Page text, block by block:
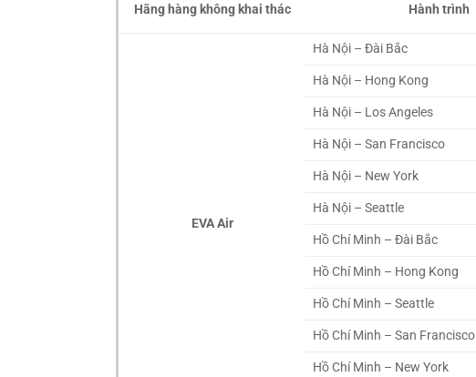
Hãng hàng không khai thác Hành trình
EVA Air
Hà Nội – Đài Bắc
Hà Nội – Hong Kong
Hà Nội – Los Angeles
Hà Nội – San Francisco
Hà Nội – New York
Hà Nội – Seattle
Hồ Chí Minh – Đài Bắc
Hồ Chí Minh – Hong Kong
Hồ Chí Minh – Seattle
Hồ Chí Minh – San Francisco
Hồ Chí Minh – New York